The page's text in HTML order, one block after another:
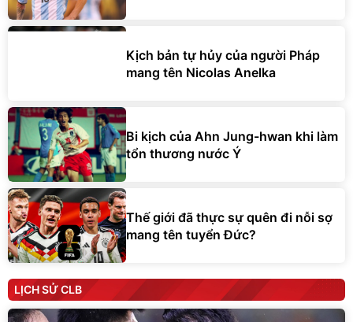
Kịch bản tự hủy của người Pháp
mang tên Nicolas Anelka
Bi kịch của Ahn Jung-hwan khi làm
tổn thương nước Ý
Thế giới đã thực sự quên đi nỗi sợ
mang tên tuyển Đức?
LỊCH SỬ CLB